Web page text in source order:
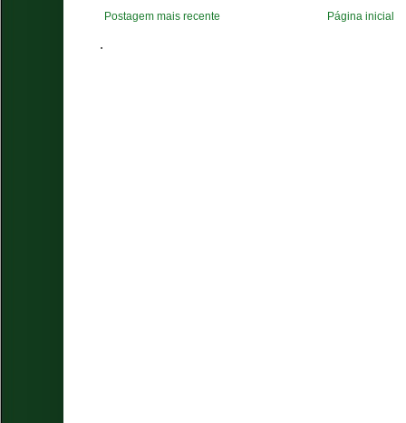
Postagem mais recente Página inicial
.